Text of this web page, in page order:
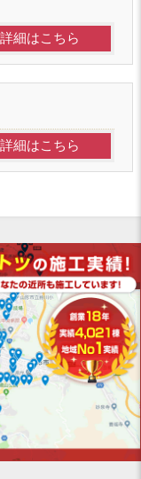
細はこちら
細はこちら